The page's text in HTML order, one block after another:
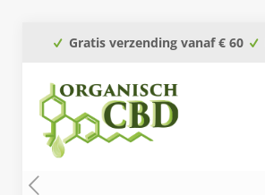
Gratis verzending vanaf € 60